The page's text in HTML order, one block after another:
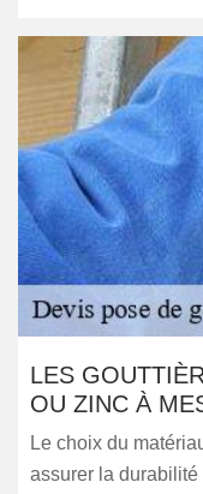
LES
OU ZINC À
Le choix du
assurer la